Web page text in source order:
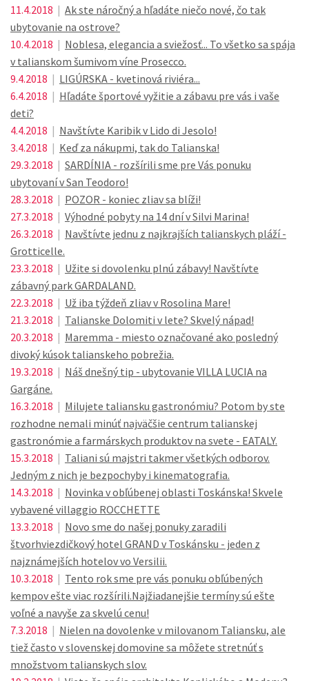
11.4.2018 | Ak ste náročný a hľadáte niečo nové, čo tak
ubytovanie na ostrove?
10.4.2018 | Noblesa, elegancia a sviežosť... To všetko sa spája
v talianskom šumivom víne Prosecco.
9.4.2018 | LIGÚRSKA - kvetinová riviéra...
6.4.2018 | Hľadáte športové vyžitie a zábavu pre vás i vaše
deti?
4.4.2018 | Navštívte Karibik v Lido di Jesolo!
3.4.2018 | Keď za nákupmi, tak do Talianska!
29.3.2018 | SARDÍNIA - rozšírili sme pre Vás ponuku
ubytovaní v San Teodoro!
28.3.2018 | POZOR - koniec zliav sa blíži!
27.3.2018 | Výhodné pobyty na 14 dní v Silvi Marina!
26.3.2018 | Navštívte jednu z najkrajších talianskych pláží -
Grotticelle.
23.3.2018 | Užite si dovolenku plnú zábavy! Navštívte
zábavný park GARDALAND.
22.3.2018 | Už iba týždeň zliav v Rosolina Mare!
21.3.2018 | Talianske Dolomiti v lete? Skvelý nápad!
20.3.2018 | Maremma - miesto označované ako posledný
divoký kúsok talianskeho pobrežia.
19.3.2018 | Náš dnešný tip - ubytovanie VILLA LUCIA na
Gargáne.
16.3.2018 | Milujete taliansku gastronómiu? Potom by ste
rozhodne nemali minúť najväčšie centrum talianskej
gastronómie a farmárskych produktov na svete - EATALY.
15.3.2018 | Taliani sú majstri takmer všetkých odborov.
Jedným z nich je bezpochyby i kinematografia.
14.3.2018 | Novinka v obľúbenej oblasti Toskánska! Skvele
vybavené villaggio ROCCHETTE
13.3.2018 | Novo sme do našej ponuky zaradili
štvorhviezdičkový hotel GRAND v Toskánsku - jeden z
najznámejších hotelov vo Versilii.
10.3.2018 | Tento rok sme pre vás ponuku obľúbených
kempov ešte viac rozšírili.Najžiadanejšie termíny sú ešte
voľné a navyše za skvelú cenu!
7.3.2018 | Nielen na dovolenke v milovanom Taliansku, ale
tiež často v slovenskej domovine sa môžete stretnúť s
množstvom talianskych slov.